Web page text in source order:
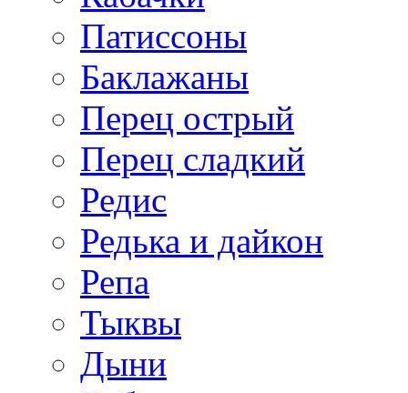
Патиссоны
Баклажаны
Перец острый
Перец сладкий
Редис
Редька и дайкон
Репа
Тыквы
Дыни